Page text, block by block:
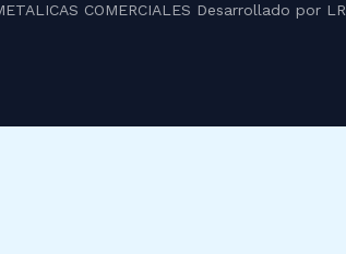
COMERCIALES Desarrollado por LR